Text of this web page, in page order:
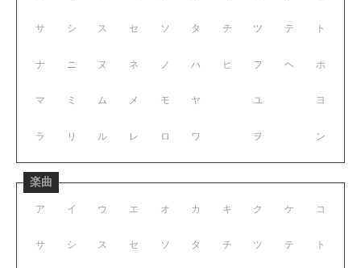
サ シ ス セ ソ
ナ ニ ヌ ネ ノ
マ ミ ム メ モ
ラ リ ル レ ロ
タ チ ツ テ ト
ハ ヒ フ ヘ ホ
ヤ ユ ヨ
ワ ヲ ン
楽曲
ア イ ウ エ オ
サ シ ス セ ソ
カ キ ク ケ コ
タ チ ツ テ ト